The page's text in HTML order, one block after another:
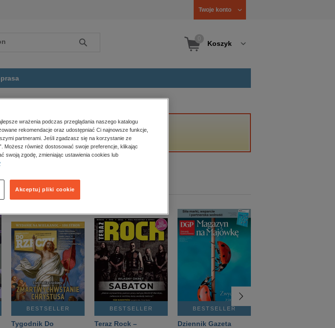
Twoje konto
Szukaj Koszyk
BESTSELLER
Tygodnik Do
BESTSELLER
Teraz Rock –
BESTSELLER
Dziennik Gazeta
wrażenia podczas przeglądania naszego katalogu
rekomendacje oraz udostępniać Ci najnowsze funkcje,
partnerami. Jeśli zgadzasz się na korzystanie ze
Możesz również dostosować swoje preferencje, klikając
swoją zgodę, zmieniając ustawienia cookies lub
Akceptuj pliki cookie